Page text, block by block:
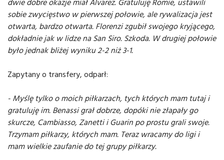
sobie zwycięstwo w pierwszej połowie, ale rywalizacja jest
otwarta, bardzo otwarta. Florenzi zgubił swojego kryjącego,
dokładnie jak w lidze na San Siro. Szkoda. W drugiej połowie
było jednak bliżej wyniku 2-2 niż 3-1.
Zapytany o transfery, odparł:
- Myślę tylko o moich piłkarzach, tych których mam tutaj i
gratuluję im. Benassi grał dobrze, dopóki nie złapały go
skurcze, Cambiasso, Zanetti i Guarin po prostu grali swoje.
Trzymam piłkarzy, których mam. Teraz wracamy do ligi i
mam wielkie zaufanie do tej grupy piłkarzy.